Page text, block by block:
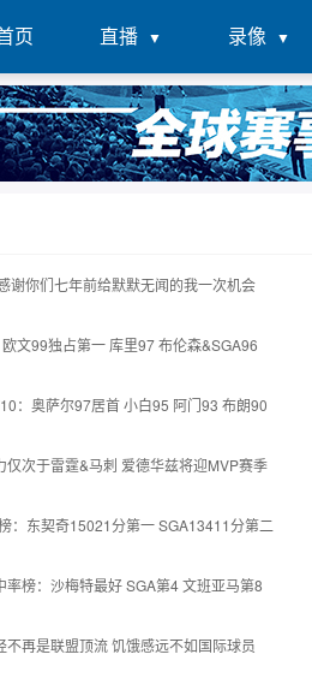
页 直播 录像
谢你们七年前给默默无闻的我一次机会
文99独占第一 库里97 布伦森&SGA96
：奥萨尔97居首 小白95 阿门93 布朗90
次于雷霆&马刺 爱德华兹将迎MVP赛季
：东契奇15021分第一 SGA13411分第二
率榜：沙梅特最好 SGA第4 文班亚马第8
不再是联盟顶流 饥饿感远不如国际球员